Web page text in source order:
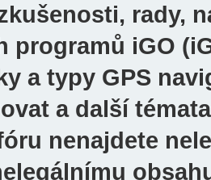
rady,
programů iGO
a typy GPS
a další
nenajdete